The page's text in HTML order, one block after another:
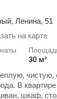
Ленина, 51
на карте
30 м²
чистую,
В
шкаф,